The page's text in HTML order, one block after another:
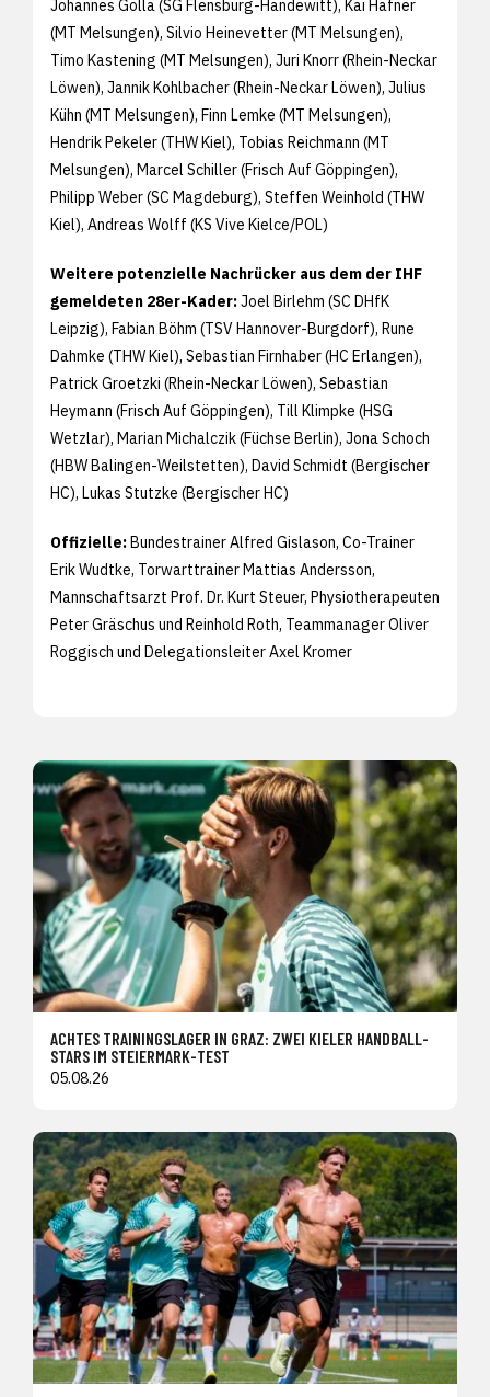
Johannes Golla (SG Flensburg-Handewitt), Kai Häfner
(MT Melsungen), Silvio Heinevetter (MT Melsungen),
Timo Kastening (MT Melsungen), Juri Knorr (Rhein-Neckar
Löwen), Jannik Kohlbacher (Rhein-Neckar Löwen), Julius
Kühn (MT Melsungen), Finn Lemke (MT Melsungen),
Hendrik Pekeler (THW Kiel), Tobias Reichmann (MT
Melsungen), Marcel Schiller (Frisch Auf Göppingen),
Philipp Weber (SC Magdeburg), Steffen Weinhold (THW
Kiel), Andreas Wolff (KS Vive Kielce/POL)
Weitere potenzielle Nachrücker aus dem der IHF
gemeldeten 28er-Kader:Joel Birlehm (SC DHfK
Leipzig), Fabian Böhm (TSV Hannover-Burgdorf), Rune
Dahmke (THW Kiel), Sebastian Firnhaber (HC Erlangen),
Patrick Groetzki (Rhein-Neckar Löwen), Sebastian
Heymann (Frisch Auf Göppingen), Till Klimpke (HSG
Wetzlar), Marian Michalczik (Füchse Berlin), Jona Schoch
(HBW Balingen-Weilstetten), David Schmidt (Bergischer
HC), Lukas Stutzke (Bergischer HC)
Offizielle:Bundestrainer Alfred Gislason, Co-Trainer
Erik Wudtke, Torwarttrainer Mattias Andersson,
Mannschaftsarzt Prof. Dr. Kurt Steuer, Physiotherapeuten
Peter Gräschus und Reinhold Roth, Teammanager Oliver
Roggisch und Delegationsleiter Axel Kromer
ACHTES TRAININGSLAGER IN GRAZ: ZWEI KIELER HANDBALL-
STARS IM STEIERMARK-TEST
05.08.26